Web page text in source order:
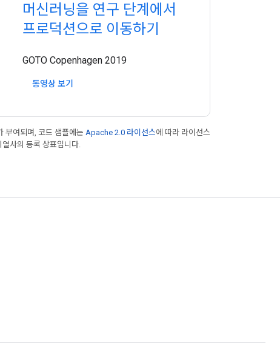
머신러닝을 연구 단계에서
프로덕션으로 이동하기
GOTO Copenhagen 2019
동영상 보기
부여되며, 코드 샘플에는 Apache 2.0 라이선스에 따라 라이선스
사의 등록 상표입니다.